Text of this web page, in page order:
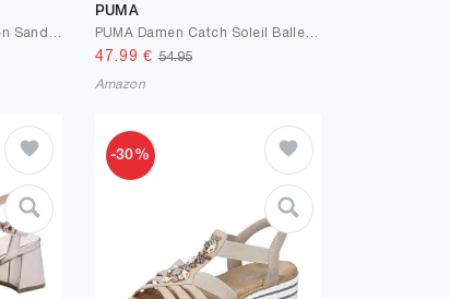
PUMA
47.99 € 54.95
Amazon
-30%